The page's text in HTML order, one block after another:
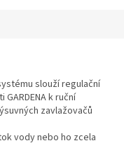
slouží regulační
k ruční
zavlažovačů
vody nebo ho zcela